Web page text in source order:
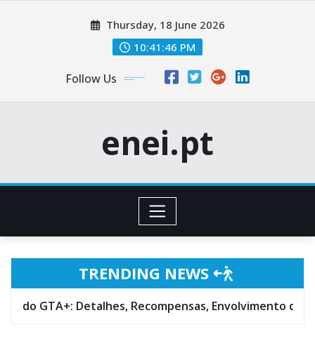
Thursday, 18 June 2026
10:41:47 PM
Follow Us
enei.pt
TRENDING NEWS
Recompensas, Envolvimento da Comunidade